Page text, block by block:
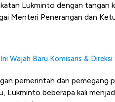
Lukminto dengan tangan
Menteri Penerangan dan
Wajah Baru Komisaris &
pemerintah dan pemegang
Lukminto beberapa kali